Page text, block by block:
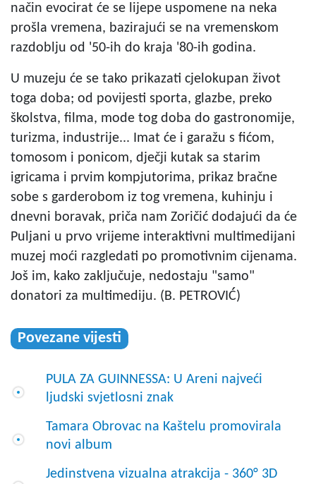
način evocirat će se lijepe uspomene na neka
prošla vremena, bazirajući se na vremenskom
razdoblju od '50-ih do kraja '80-ih godina.
U muzeju će se tako prikazati cjelokupan život
toga doba; od povijesti sporta, glazbe, preko
školstva, filma, mode tog doba do gastronomije,
turizma, industrije... Imat će i garažu s fićom,
tomosom i ponicom, dječji kutak sa starim
igricama i prvim kompjutorima, prikaz bračne
sobe s garderobom iz tog vremena, kuhinju i
dnevni boravak, priča nam Zoričić dodajući da će
Puljani u prvo vrijeme interaktivni multimedijani
muzej moći razgledati po promotivnim cijenama.
Još im, kako zaključuje, nedostaju "samo"
donatori za multimediju. (B. PETROVIĆ)
Povezane vijesti
PULA ZA GUINNESSA: U Areni najveći
ljudski svjetlosni znak
Tamara Obrovac na Kaštelu promovirala
novi album
Jedinstvena vizualna atrakcija - 360° 3D